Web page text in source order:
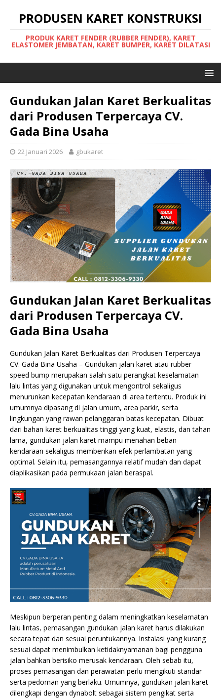
PRODUSEN KARET KONSTRUKSI
PRODUK KARET FENDER (RUBBER FENDER), KARET
ELASTOMER JEMBATAN, KARET BUMPER, KARET DILATASI
Gundukan Jalan Karet Berkualitas
dari Produsen Terpercaya CV.
Gada Bina Usaha
22 Januari 2026 gbukaret
Gundukan Jalan Karet Berkualitas
dari Produsen Terpercaya CV.
Gada Bina Usaha
Gundukan Jalan Karet Berkualitas dari Produsen Terpercaya
CV. Gada Bina Usaha – Gundukan jalan karet atau rubber
speed bump merupakan salah satu perangkat keselamatan
lalu lintas yang digunakan untuk mengontrol sekaligus
menurunkan kecepatan kendaraan di area tertentu. Produk ini
umumnya dipasang di jalan umum, area parkir, serta
lingkungan yang rawan pelanggaran batas kecepatan. Dibuat
dari bahan karet berkualitas tinggi yang kuat, elastis, dan tahan
lama, gundukan jalan karet mampu menahan beban
kendaraan sekaligus memberikan efek perlambatan yang
optimal. Selain itu, pemasangannya relatif mudah dan dapat
diaplikasikan pada permukaan jalan beraspal.
Meskipun berperan penting dalam meningkatkan keselamatan
lalu lintas, pemasangan gundukan jalan karet harus dilakukan
secara tepat dan sesuai peruntukannya. Instalasi yang kurang
sesuai dapat menimbulkan ketidaknyamanan bagi pengguna
jalan bahkan berisiko merusak kendaraan. Oleh sebab itu,
proses pemasangan dan perawatan perlu mengikuti standar
serta pedoman yang berlaku. Umumnya, gundukan jalan karet
dilengkapi dengan dynabolt sebagai sistem pengikat serta